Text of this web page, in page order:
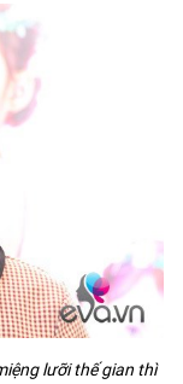
lưỡi thế gian thì